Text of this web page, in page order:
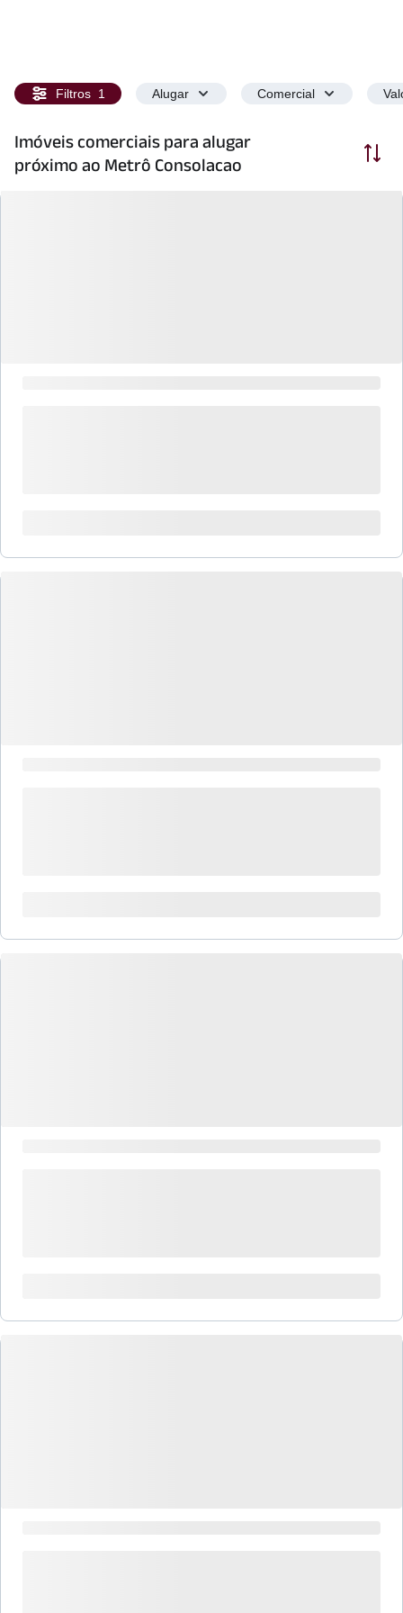
Filtros 1 Alugar Comercial
Imóveis comerciais para alugar
próximo ao Metrô Consolacao
Ordenar